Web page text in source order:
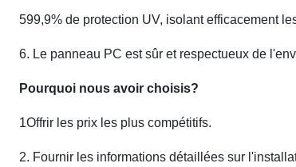
599,9% de protection UV, isolant efficacement
6. Le panneau PC est sûr et respectueux de
Pourquoi nous avoir choisis?
1Offrir les prix les plus compétitifs.
2. Fournir les informations détaillées sur